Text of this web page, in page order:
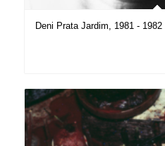
Deni Prata Jardim, 1981 - 1982